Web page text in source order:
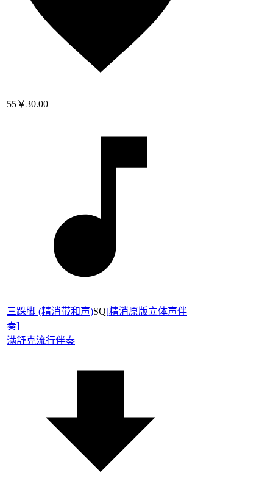
55￥30.00
三跺脚 (精消带和声)SQ[精消原版立体声伴
奏]
满舒克流行伴奏